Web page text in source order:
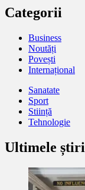
Categorii
Business
Noutăți
Povești
Internațional
Sanatate
Sport
Stiință
Tehnologie
Ultimele știri